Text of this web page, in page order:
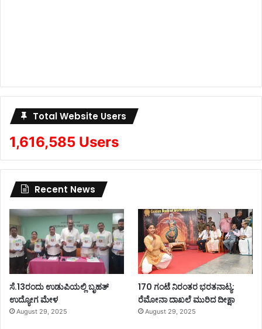
Total Website Users
1,616,585 Users
Recent News
ಸೆ.13ರಂದು ಉಡುಪಿಯಲ್ಲಿ ಬೃಹತ್
ಉದ್ಯೋಗ ಮೇಳ
August 29, 2025
170 ಗಂಟೆ ನಿರಂತರ ಭರತನಾಟ್ಯ:
ರೆಮೋನಾ ದಾಖಲೆ ಮುರಿದ ದೀಕ್ಷಾ
August 29, 2025